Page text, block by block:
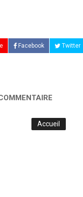
Facebook Twitter
Accueil